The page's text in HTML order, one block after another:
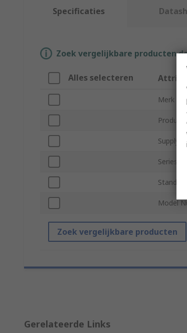
Specificaties
Zoek vergelijkbare producten
Alles selecteren
Merk
Product
Supply
Series
Model
Zoek vergelijkbare producten
Gerelateerde Links